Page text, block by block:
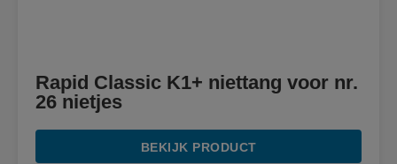
Rapid Classic K1+ niettang voor nr.
26 nietjes
BEKIJK PRODUCT